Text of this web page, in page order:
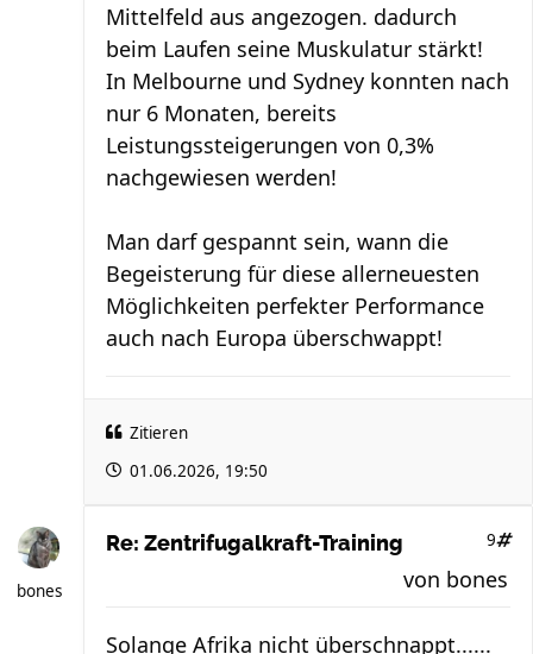
Mittelfeld aus angezogen. dadurch
beim Laufen seine Muskulatur stärkt!
In Melbourne und Sydney konnten nach
nur 6 Monaten, bereits
Leistungssteigerungen von 0,3%
nachgewiesen werden!
Man darf gespannt sein, wann die
Begeisterung für diese allerneuesten
Möglichkeiten perfekter Performance
auch nach Europa überschwappt!
Zitieren
01.06.2026, 19:50
bones
Re: Zentrifugalkraft-Training 9
von bones
Solange Afrika nicht überschnappt......